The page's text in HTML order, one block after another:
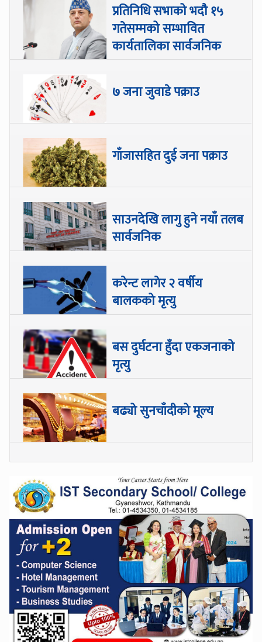
प्रतिनिधि सभाको भदौ १५
गतेसम्मको सम्भावित
कार्यतालिका सार्वजनिक
७ जना जुवाडे पक्राउ
गाँजासहित दुई जना पक्राउ
साउनदेखि लागु हुने नयाँ तलब
सार्वजनिक
करेन्ट लागेर २ वर्षीय
बालकको मृत्यु
बस दुर्घटना हुँदा एकजनाको
मृत्यु
बढ्यो सुनचाँदीको मूल्य